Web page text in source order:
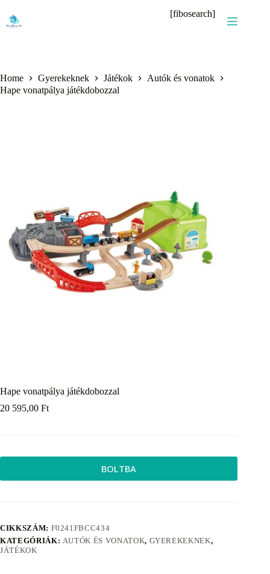
content
[fibosearch]
Home Gyerekeknek Játékok
Autók és vonatok
Hape vonatpálya játékdobozzal
Hape vonatpálya játékdobozzal
20 595,00 Ft
BOLTBA
CIKKSZÁM: F0241FBCC434
KATEGÓRIÁK: AUTÓK ÉS VONATOK, GYEREKEKNEK,
JÁTÉKOK